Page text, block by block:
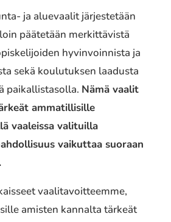
ja aluevaalit järjestetään
päätetään merkittävistä
hyvinvoinnista ja
sekä koulutuksen laadusta
paikallistasolla. Nämä vaalit
ammatillisille
vaaleissa valituilla
vaikuttaa suoraan
vaalitavoitteemme,
amisten kannalta tärkeät